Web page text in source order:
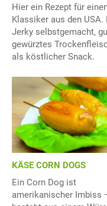
Hier ein Rezept für
Klassiker aus den USA.
Jerky selbstgemacht,
gewürztes
als köstlicher Snack.
KÄSE CORN DOGS
Ein Corn Dog ist
amerikanischer Imbiss